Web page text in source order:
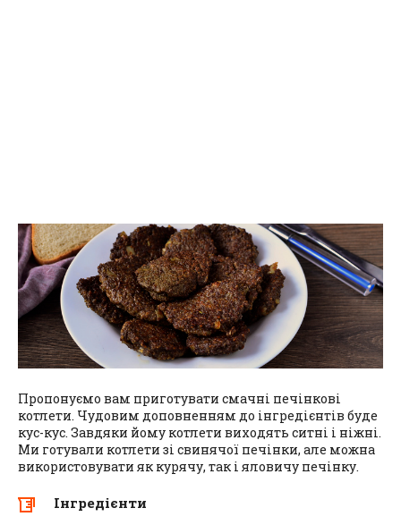
Пропонуємо вам приготувати смачні печінкові
котлети. Чудовим доповненням до інгредієнтів буде
кус-кус. Завдяки йому котлети виходять ситні і ніжні.
Ми готували котлети зі свинячої печінки, але можна
використовувати як курячу, так і яловичу печінку.
Інгредієнти